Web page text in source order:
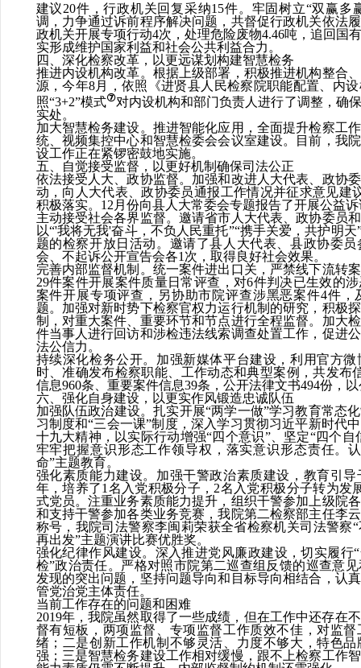
建议20件，行政机关回复采纳15件。牢固树立“双赢多
调，力争通过诉前程序解决问题，共督促行政机关依法
政机关开展专项行动4次，处理危险废物4.46吨，追回国
实形成维护国家利益和社会公共利益合力。
四、深化检察改革，以更远谋划构建智慧检务
推进内设机构改革。 根据上级部署，积极推进机构整合
源，今年8月，依照《进贤县人民检察院职能配置、内
照“3+2”模式⑦对内设机构和部门负责人进行了调整，确
实处。
加大智慧检务建设。 推进智能化应用，全面提升检察工
统、视频集控中心和智慧检委会会议室建设。目前，我
设工作正在紧锣密鼓地实施。
五、自觉接受监督，以更好机制确保司法公正
依法接受人大、政协监督。 加强和改进人大代表、政协
动，向人大代表、政协委员通报工作情况并征求意见建
积极落实。 12 月份向县人大常委会专题报告了开展公益
主动接受社会各界监督。邀请省市人大代表、政协委员
以“'我将无我'奋斗，不负人民重托”“携手关爱，共护明
题的检察开放日活动。 邀请了县人大代表、县政协委员
会、不起诉公开宣告会各1 次，取得良好社会效果。
完善内部监督机制。 统一案件进出口关， 严禁线下流转
29件案件开展案件质量日常评查，对6件判决已生效的
案件开展专项评查，另协助市院评查涉黑恶案件4件，
题。加强对新时势下检察官权力运行机制的研究，积极
制，对重大案件、重要环节和节点进行全程监督。加大
件当事人进行回访和涉检违法线索调查处置工作，促进
法公信力。
持续深化检务公开。 加强新媒体平台建设，利用官方
时、准确发布检察职能、工作动态和典型案例，共发布
信息960条、重要案件信息39条，公开法律文书494份，
六、强化自身建设，以更实作风锻造忠诚队伍
加强队伍政治建设。扎实开展“两学一做”学习教育常态
习制度和“三会一课”制度，深入学习贯彻习近平新时代
十九大精神，以实际行动增强“四个意识”、坚定“四个自
牢牢把握意识形态工作领导权， 落实意识形态责任。
命”主题教育。
强化素质能力建设。 加强干警政治素质建设，教育引
年，培养了1 名入党积极分子， 2名入党积极分子转为发
式党员。注重业务素质能力提升，组织干警参加上级院
和支持干警参加各类业务竞赛，我院第二检察部主任李
称号，我院司法警察李闽莉荣获全省检察机关司法警察
再出发”主题演讲比赛优胜奖。
强化纪律作风建设。 深入推进党风廉政建设，切实履行
检”政治责任。严格对照市院第二巡查组反馈的巡查意
发现的突出问题，坚持问题导向和目标导向相结合，认
管党治党主体责任。
当前工作存在的问题和困难
2019年，我院虽然取得了一些成绩，但在工作中还存在
督有短板，两项监督、专项监督工作质效不佳 ， 对监督
绪； 二是创新工作机制不够灵活、力度不够大，特色
强 ； 三是智慧检务建设工作相对缓慢，跟不上检察工作